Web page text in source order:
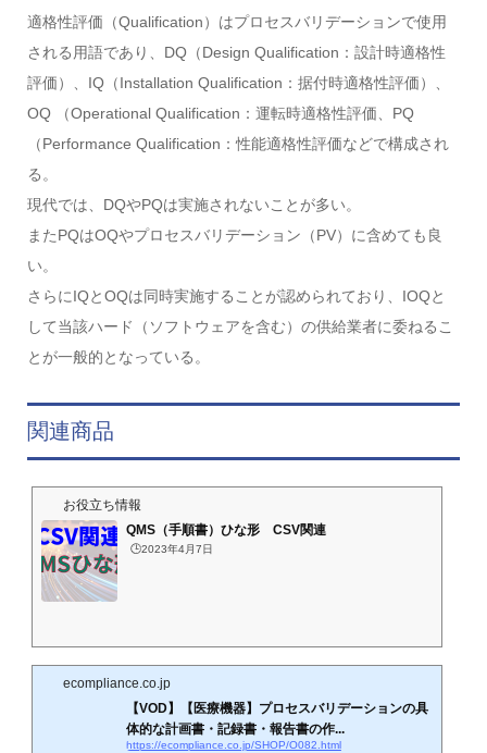
適格性評価（Qualification）はプロセスバリデーションで使用
される用語であり、DQ（Design Qualification：設計時適格性
評価）、IQ（Installation Qualification：据付時適格性評価）、
OQ （Operational Qualification：運転時適格性評価、PQ
（Performance Qualification：性能適格性評価などで構成され
る。
現代では、DQやPQは実施されないことが多い。
またPQはOQやプロセスバリデーション（PV）に含めても良
い。
さらにIQとOQは同時実施することが認められており、IOQと
して当該ハード（ソフトウェアを含む）の供給業者に委ねるこ
とが一般的となっている。
関連商品
お役立ち情報
QMS（手順書）ひな形 CSV関連
🕒️2023年4月7日
ecompliance.co.jp
【VOD】【医療機器】プロセスバリデーションの具
体的な計画書・記録書・報告書の作...
https://ecompliance.co.jp/SHOP/O082.html